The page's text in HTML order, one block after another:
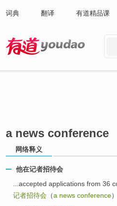
词典 翻译 有道精品课
a news conference
网络释义
他在记者招待会
...accepted applications from 36
记者招待会 （a news conference